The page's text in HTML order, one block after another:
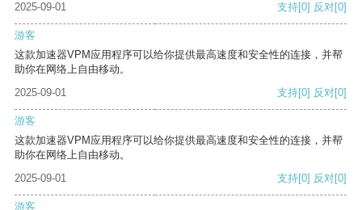
2025-09-01
支持[0] 反对[0]
游客
这款加速器VPM应用程序可以给你提供最高速度和安全性的连接，并帮
助你在网络上自由移动。
2025-09-01
支持[0] 反对[0]
游客
这款加速器VPM应用程序可以给你提供最高速度和安全性的连接，并帮
助你在网络上自由移动。
2025-09-01
支持[0] 反对[0]
游客